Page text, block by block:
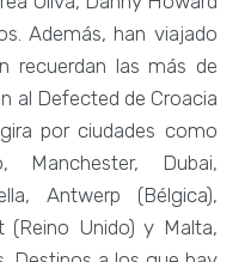
Además, han viajado
recuerdan las más de
al Defected de Croacia
por ciudades como
Manchester, Dubai,
Antwerp (Bélgica),
(Reino Unido) y Malta,